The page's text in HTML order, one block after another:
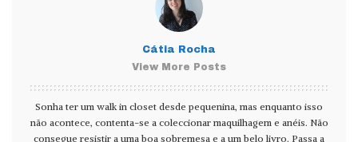
Cátia Rocha
View More Posts
Sonha ter um walk in closet desde pequenina, mas enquanto isso
não acontece, contenta-se a coleccionar maquilhagem e anéis. Não
consegue resistir a uma boa sobremesa e a um belo livro. Passa a